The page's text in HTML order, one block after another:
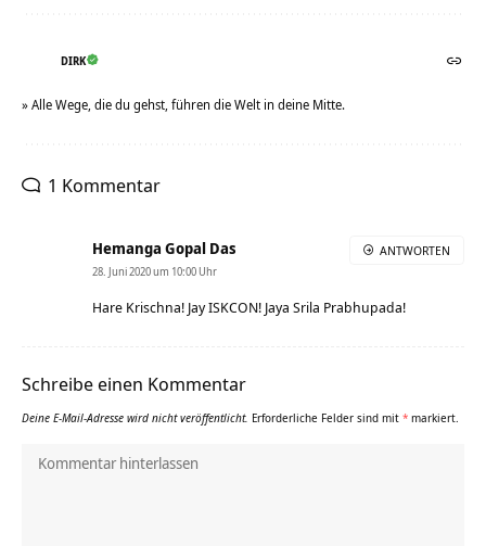
DIRK
» Alle Wege, die du gehst, führen die Welt in deine Mitte.
1 Kommentar
Hemanga Gopal Das
28. Juni 2020 um 10:00 Uhr
Hare Krischna! Jay ISKCON! Jaya Srila Prabhupada!
ANTWORTEN
Schreibe einen Kommentar
Deine E-Mail-Adresse wird nicht veröffentlicht. Erforderliche Felder sind mit * markiert.